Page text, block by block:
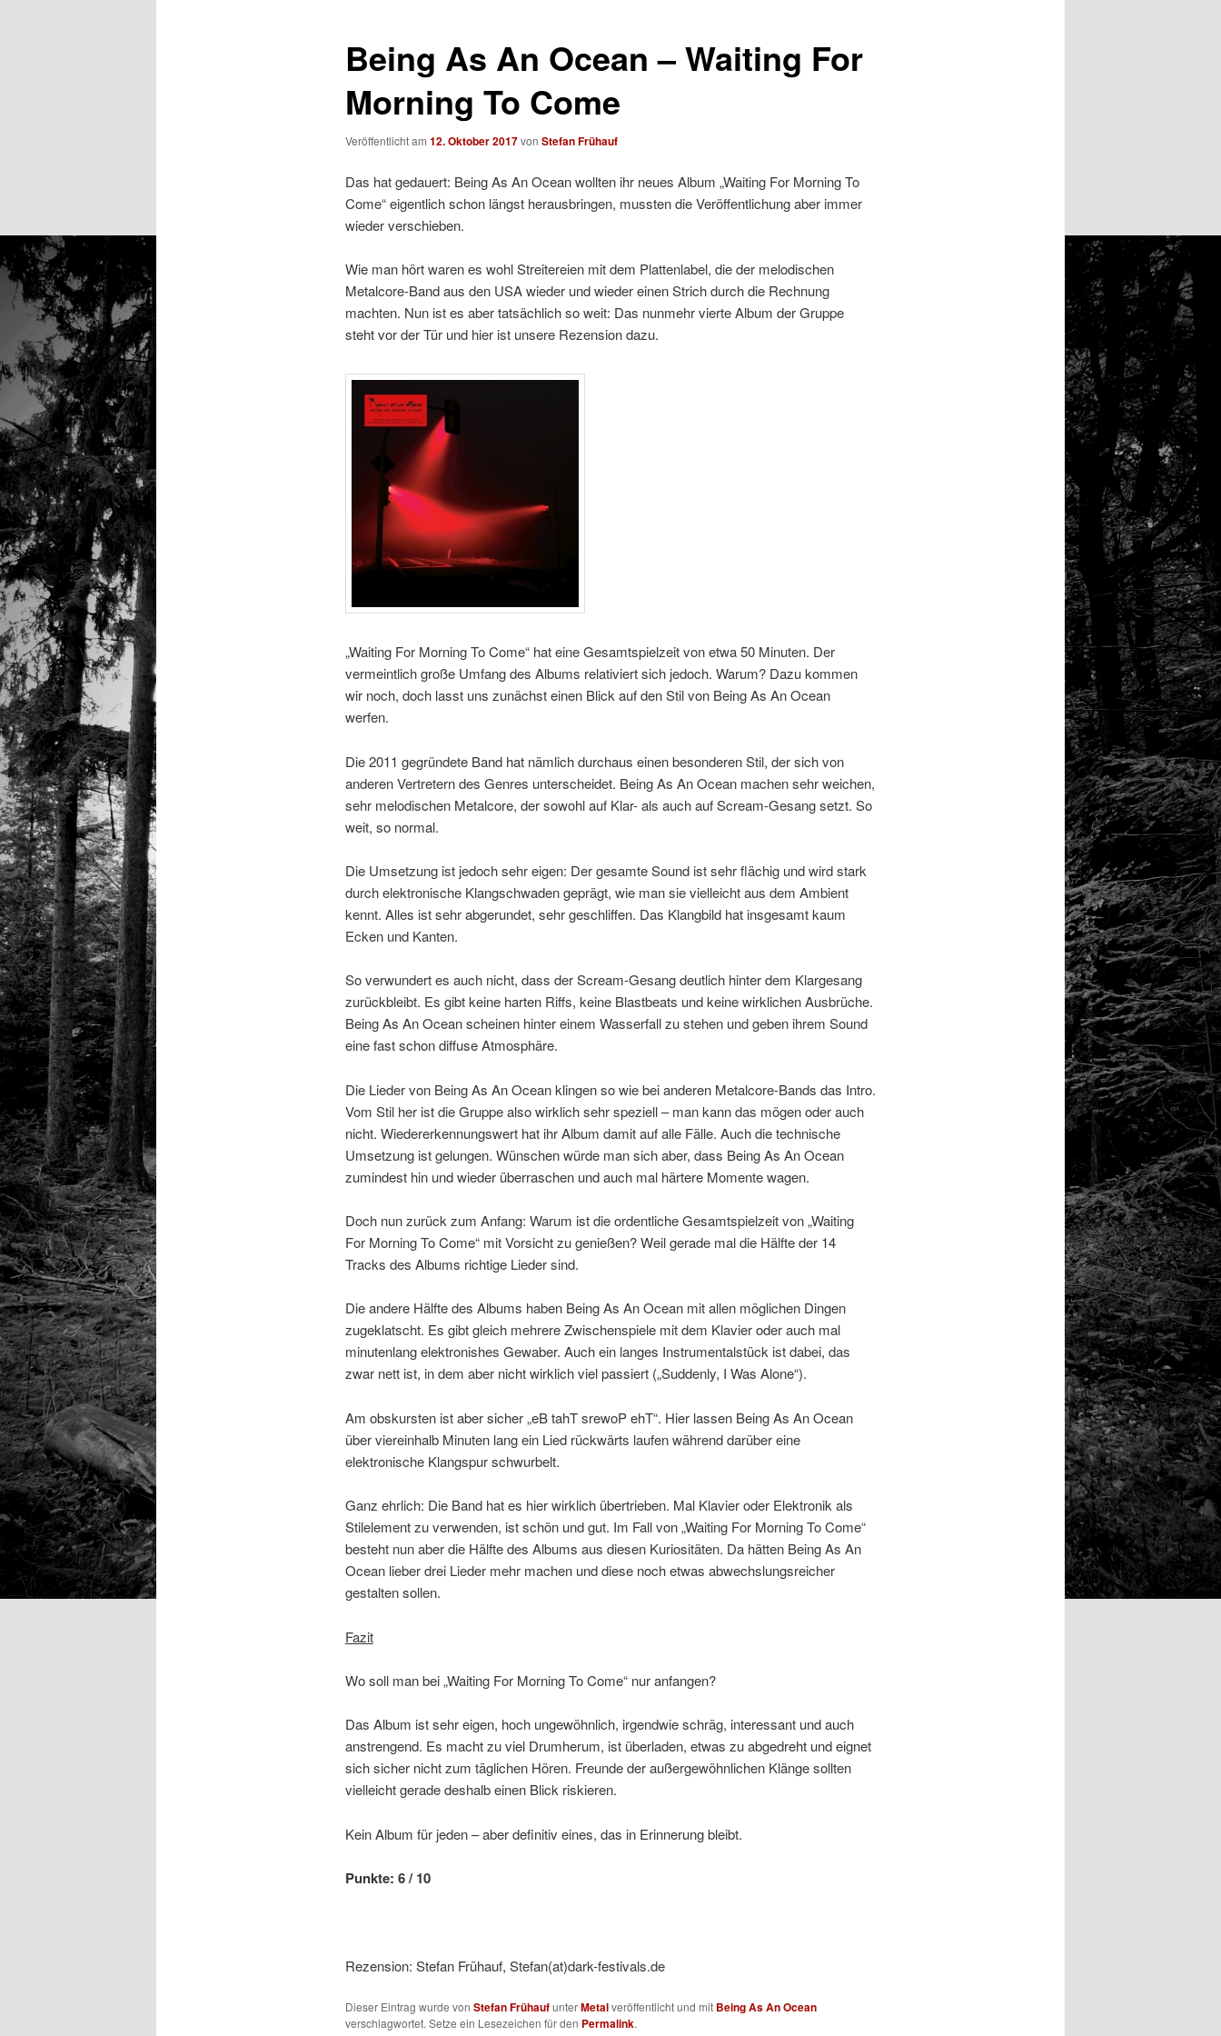
Being As An Ocean – Waiting For
Morning To Come
Veröffentlicht am 12. Oktober 2017von Stefan Frühauf
Das hat gedauert: Being As An Ocean wollten ihr neues Album „Waiting For Morning To
Come“ eigentlich schon längst herausbringen, mussten die Veröffentlichung aber immer
wieder verschieben.
Wie man hört waren es wohl Streitereien mit dem Plattenlabel, die der melodischen
Metalcore-Band aus den USA wieder und wieder einen Strich durch die Rechnung
machten. Nun ist es aber tatsächlich so weit: Das nunmehr vierte Album der Gruppe
steht vor der Tür und hier ist unsere Rezension dazu.
„Waiting For Morning To Come“ hat eine Gesamtspielzeit von etwa 50 Minuten. Der
vermeintlich große Umfang des Albums relativiert sich jedoch. Warum? Dazu kommen
wir noch, doch lasst uns zunächst einen Blick auf den Stil von Being As An Ocean
werfen.
Die 2011 gegründete Band hat nämlich durchaus einen besonderen Stil, der sich von
anderen Vertretern des Genres unterscheidet. Being As An Ocean machen sehr weichen,
sehr melodischen Metalcore, der sowohl auf Klar- als auch auf Scream-Gesang setzt. So
weit, so normal.
Die Umsetzung ist jedoch sehr eigen: Der gesamte Sound ist sehr flächig und wird stark
durch elektronische Klangschwaden geprägt, wie man sie vielleicht aus dem Ambient
kennt. Alles ist sehr abgerundet, sehr geschliffen. Das Klangbild hat insgesamt kaum
Ecken und Kanten.
So verwundert es auch nicht, dass der Scream-Gesang deutlich hinter dem Klargesang
zurückbleibt. Es gibt keine harten Riffs, keine Blastbeats und keine wirklichen Ausbrüche.
Being As An Ocean scheinen hinter einem Wasserfall zu stehen und geben ihrem Sound
eine fast schon diffuse Atmosphäre.
Die Lieder von Being As An Ocean klingen so wie bei anderen Metalcore-Bands das Intro.
Vom Stil her ist die Gruppe also wirklich sehr speziell – man kann das mögen oder auch
nicht. Wiedererkennungswert hat ihr Album damit auf alle Fälle. Auch die technische
Umsetzung ist gelungen. Wünschen würde man sich aber, dass Being As An Ocean
zumindest hin und wieder überraschen und auch mal härtere Momente wagen.
Doch nun zurück zum Anfang: Warum ist die ordentliche Gesamtspielzeit von „Waiting
For Morning To Come“ mit Vorsicht zu genießen? Weil gerade mal die Hälfte der 14
Tracks des Albums richtige Lieder sind.
Die andere Hälfte des Albums haben Being As An Ocean mit allen möglichen Dingen
zugeklatscht. Es gibt gleich mehrere Zwischenspiele mit dem Klavier oder auch mal
minutenlang elektronishes Gewaber. Auch ein langes Instrumentalstück ist dabei, das
zwar nett ist, in dem aber nicht wirklich viel passiert („Suddenly, I Was Alone“).
Am obskursten ist aber sicher „eB tahT srewoP ehT“. Hier lassen Being As An Ocean
über viereinhalb Minuten lang ein Lied rückwärts laufen während darüber eine
elektronische Klangspur schwurbelt.
Ganz ehrlich: Die Band hat es hier wirklich übertrieben. Mal Klavier oder Elektronik als
Stilelement zu verwenden, ist schön und gut. Im Fall von „Waiting For Morning To Come“
besteht nun aber die Hälfte des Albums aus diesen Kuriositäten. Da hätten Being As An
Ocean lieber drei Lieder mehr machen und diese noch etwas abwechslungsreicher
gestalten sollen.
Fazit
Wo soll man bei „Waiting For Morning To Come“ nur anfangen?
Das Album ist sehr eigen, hoch ungewöhnlich, irgendwie schräg, interessant und auch
anstrengend. Es macht zu viel Drumherum, ist überladen, etwas zu abgedreht und eignet
sich sicher nicht zum täglichen Hören. Freunde der außergewöhnlichen Klänge sollten
vielleicht gerade deshalb einen Blick riskieren.
Kein Album für jeden – aber definitiv eines, das in Erinnerung bleibt.
Punkte: 6 / 10
Rezension: Stefan Frühauf, Stefan(at)dark-festivals.de
Dieser Eintrag wurde von Stefan FrühaufunterMetalveröffentlicht und mit Being As An Ocean
verschlagwortet. Setze ein Lesezeichen für den Permalink.